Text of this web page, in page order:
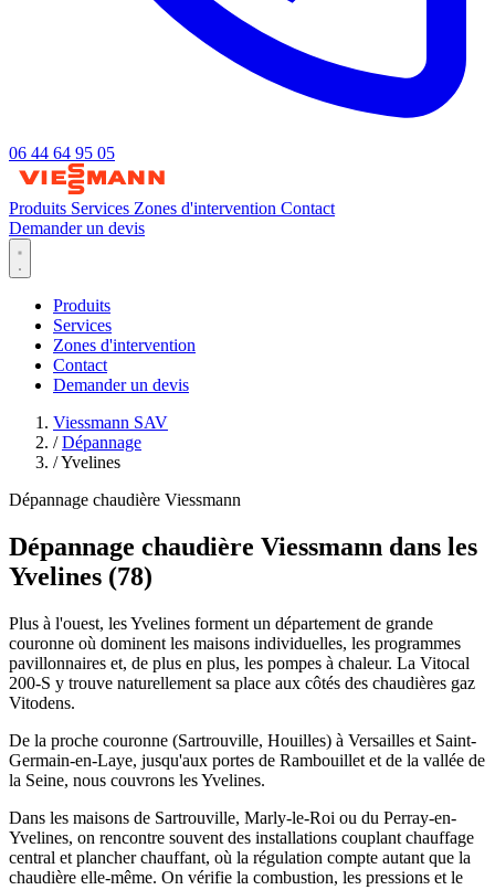
06 44 64 95 05
Produits Services Zones d'intervention Contact
Demander un devis
Produits
Services
Zones d'intervention
Contact
Demander un devis
Viessmann SAV
/ Dépannage
/Yvelines
Dépannage chaudière Viessmann
Dépannage chaudière Viessmann dans les
Yvelines (78)
Plus à l'ouest, les Yvelines forment un département de grande
couronne où dominent les maisons individuelles, les programmes
pavillonnaires et, de plus en plus, les pompes à chaleur. La Vitocal
200-S y trouve naturellement sa place aux côtés des chaudières gaz
Vitodens.
De la proche couronne (Sartrouville, Houilles) à Versailles et Saint-
Germain-en-Laye, jusqu'aux portes de Rambouillet et de la vallée de
la Seine, nous couvrons les Yvelines.
Dans les maisons de Sartrouville, Marly-le-Roi ou du Perray-en-
Yvelines, on rencontre souvent des installations couplant chauffage
central et plancher chauffant, où la régulation compte autant que la
chaudière elle-même. On vérifie la combustion, les pressions et le